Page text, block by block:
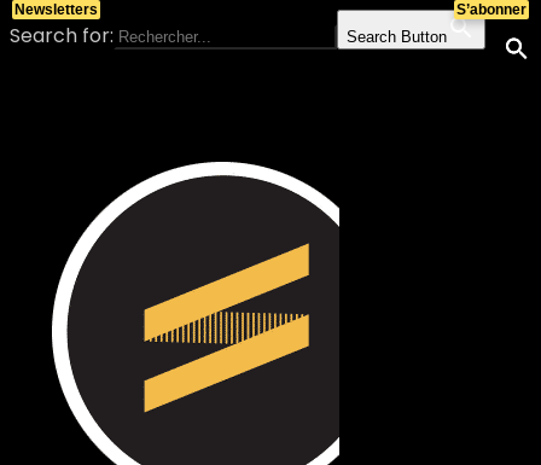
Search for: Search Button
S’abonner
Newsletters